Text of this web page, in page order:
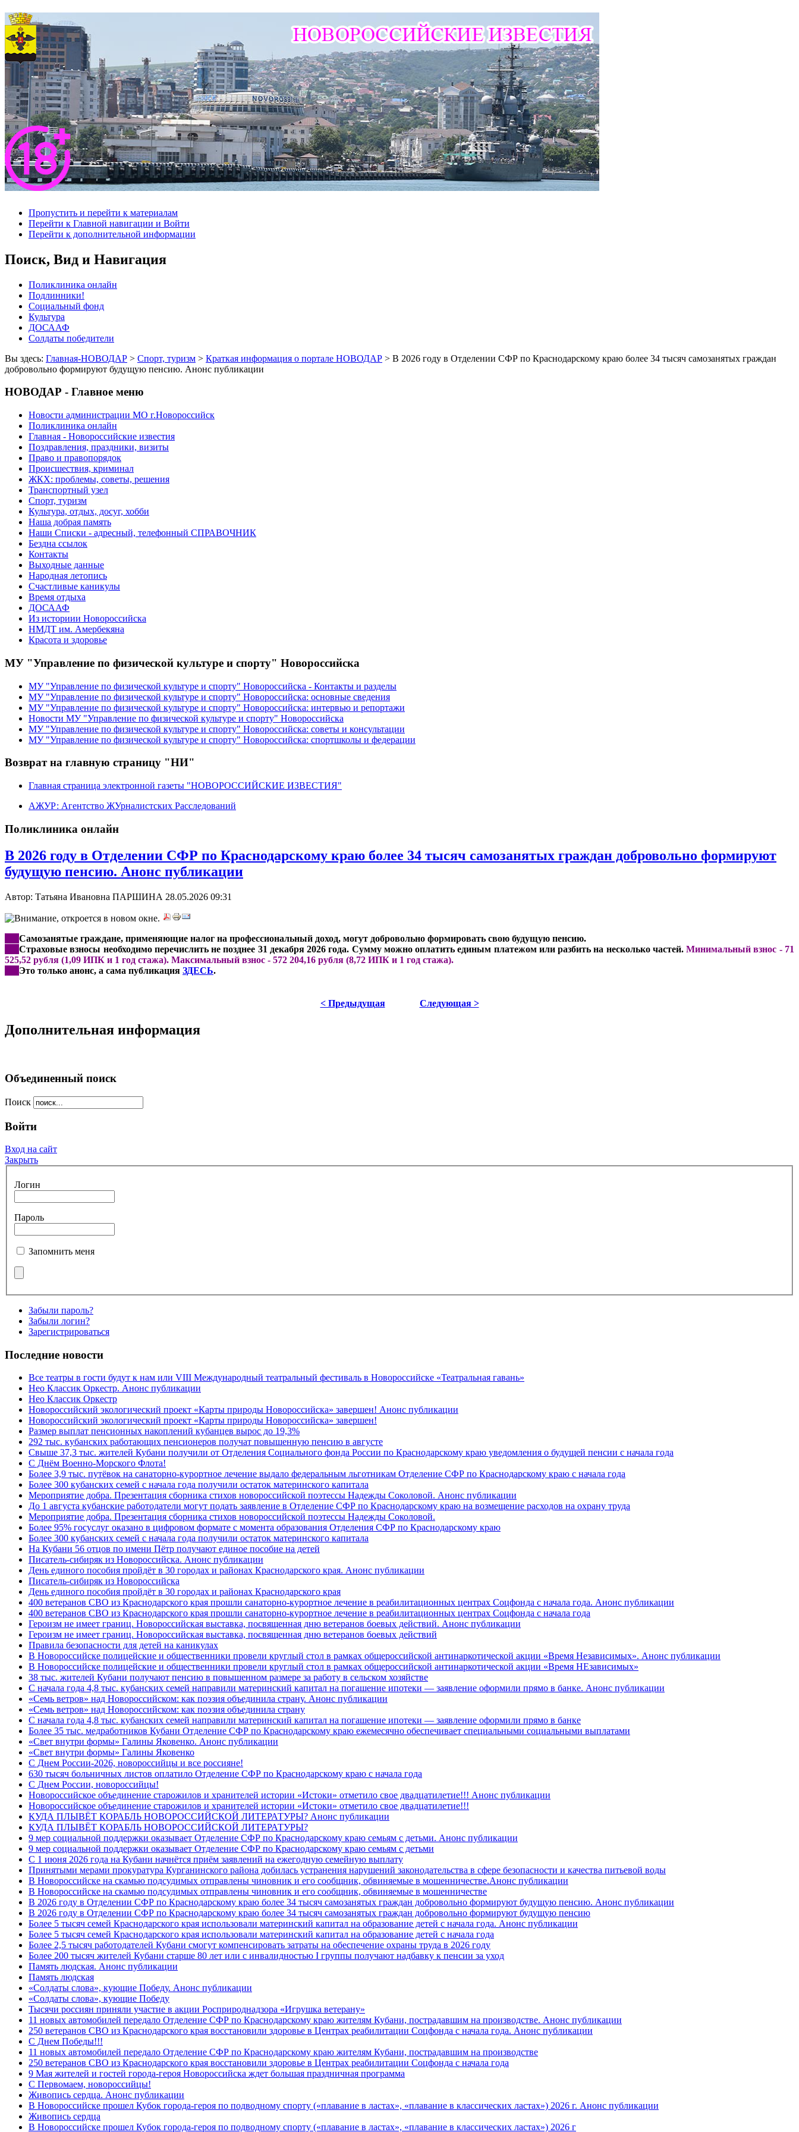
Пропустить и перейти к материалам
Перейти к Главной навигации и Войти
Перейти к дополнительной информации
Поиск, Вид и Навигация
Поликлиника онлайн
Подлинники!
Социальный фонд
Культура
ДОСААФ
Солдаты победители
Вы здесь: Главная-НОВОДАР > Спорт, туризм > Краткая информация о портале НОВОДАР > В 2026 году в Отделении СФР по Краснодарскому краю более 34 тысяч самозанятых граждан
добровольно формируют будущую пенсию. Анонс публикации
НОВОДАР - Главное меню
Новости администрации МО г.Новороссийск
Поликлиника онлайн
Главная - Новороссийские известия
Поздравления, праздники, визиты
Право и правопорядок
Происшествия, криминал
ЖКХ: проблемы, советы, решения
Транспортный узел
Спорт, туризм
Культура, отдых, досуг, хобби
Наша добрая память
Наши Списки - адресный, телефонный СПРАВОЧНИК
Бездна ссылок
Контакты
Выходные данные
Народная летопись
Счастливые каникулы
Время отдыха
ДОСААФ
Из историии Новороссийска
НМДТ им. Амербекяна
Красота и здоровье
МУ "Управление по физической культуре и спорту" Новороссийска
МУ "Управление по физической культуре и спорту" Новороссийска - Контакты и разделы
МУ "Управление по физической культуре и спорту" Новороссийска: основные сведения
МУ "Управление по физической культуре и спорту" Новороссийска: интервью и репортажи
Новости МУ "Управление по физической культуре и спорту" Новороссийска
МУ "Управление по физической культуре и спорту" Новороссийска: советы и консультации
МУ "Управление по физической культуре и спорту" Новороссийска: спортшколы и федерации
Возврат на главную страницу "НИ"
Главная страница электронной газеты "НОВОРОССИЙСКИЕ ИЗВЕСТИЯ"
АЖУР: Агентство ЖУрналистских Расследований
Поликлиника онлайн
В 2026 году в Отделении СФР по Краснодарскому краю более 34 тысяч самозанятых граждан добровольно формируют
будущую пенсию. Анонс публикации
Автор: Татьяна Ивановна ПАРШИНА 28.05.2026 09:31
Самозанятые граждане, применяющие налог на профессиональный доход, могут добровольно формировать свою будущую пенсию.
Страховые взносы необходимо перечислить не позднее 31 декабря 2026 года. Сумму можно оплатить единым платежом или разбить на несколько частей.Минимальный взнос - 71
525,52 рубля (1,09 ИПК и 1 год стажа). Максимальный взнос - 572 204,16 рубля (8,72 ИПК и 1 год стажа).
Это только анонс, а сама публикация ЗДЕСЬ.
< Предыдущая Следующая >
Дополнительная информация
Объединенный поиск
Поиск
Войти
Вход на сайт
Закрыть
Логин
Пароль
Запомнить меня
Забыли пароль?
Забыли логин?
Зарегистрироваться
Последние новости
Все театры в гости будут к нам или VIII Международный театральный фестиваль в Новороссийске «Театральная гавань»
Нео Классик Оркестр. Анонс публикации
Нео Классик Оркестр
Новороссийский экологический проект «Карты природы Новороссийска» завершен! Анонс публикации
Новороссийский экологический проект «Карты природы Новороссийска» завершен!
Размер выплат пенсионных накоплений кубанцев вырос до 19,3%
292 тыс. кубанских работающих пенсионеров получат повышенную пенсию в августе
Свыше 37,3 тыс. жителей Кубани получили от Отделения Социального фонда России по Краснодарскому краю уведомления о будущей пенсии с начала года
C Днём Военно-Морского Флота!
Более 3,9 тыс. путёвок на санаторно-курортное лечение выдало федеральным льготникам Отделение СФР по Краснодарскому краю с начала года
Более 300 кубанских семей с начала года получили остаток материнского капитала
Мероприятие добра. Презентация сборника стихов новороссийской поэтессы Надежды Соколовой. Анонс публикации
До 1 августа кубанские работодатели могут подать заявление в Отделение СФР по Краснодарскому краю на возмещение расходов на охрану труда
Мероприятие добра. Презентация сборника стихов новороссийской поэтессы Надежды Соколовой.
Более 95% госуслуг оказано в цифровом формате с момента образования Отделения СФР по Краснодарскому краю
Более 300 кубанских семей с начала года получили остаток материнского капитала
На Кубани 56 отцов по имени Пётр получают единое пособие на детей
Писатель-сибиряк из Новороссийска. Анонс публикации
День единого пособия пройдёт в 30 городах и районах Краснодарского края. Анонс публикации
Писатель-сибиряк из Новороссийска
День единого пособия пройдёт в 30 городах и районах Краснодарского края
400 ветеранов СВО из Краснодарского края прошли санаторно-курортное лечение в реабилитационных центрах Соцфонда с начала года. Анонс публикации
400 ветеранов СВО из Краснодарского края прошли санаторно-курортное лечение в реабилитационных центрах Соцфонда с начала года
Героизм не имеет границ. Новороссийская выставка, посвященная дню ветеранов боевых действий. Анонс публикации
Героизм не имеет границ. Новороссийская выставка, посвященная дню ветеранов боевых действий
Правила безопасности для детей на каникулах
В Новороссийске полицейские и общественники провели круглый стол в рамках общероссийской антинаркотической акции «Время Независимых». Анонс публикации
В Новороссийске полицейские и общественники провели круглый стол в рамках общероссийской антинаркотической акции «Время НЕзависимых»
38 тыс. жителей Кубани получают пенсию в повышенном размере за работу в сельском хозяйстве
С начала года 4,8 тыс. кубанских семей направили материнский капитал на погашение ипотеки — заявление оформили прямо в банке. Анонс публикации
«Семь ветров» над Новороссийском: как поэзия объединила страну. Анонс публикации
«Семь ветров» над Новороссийском: как поэзия объединила страну
С начала года 4,8 тыс. кубанских семей направили материнский капитал на погашение ипотеки — заявление оформили прямо в банке
Более 35 тыс. медработников Кубани Отделение СФР по Краснодарскому краю ежемесячно обеспечивает специальными социальными выплатами
«Свет внутри формы» Галины Яковенко. Анонс публикации
«Свет внутри формы» Галины Яковенко
C Днем России-2026, новороссийцы и все россияне!
630 тысяч больничных листов оплатило Отделение СФР по Краснодарскому краю с начала года
C Днем России, новороссийцы!
Новороссийское объединение старожилов и хранителей истории «Истоки» отметило свое двадцатилетие!!! Анонс публикации
Новороссийское объединение старожилов и хранителей истории «Истоки» отметило свое двадцатилетие!!!
КУДА ПЛЫВЁТ КОРАБЛЬ НОВОРОССИЙСКОЙ ЛИТЕРАТУРЫ? Анонс публикации
КУДА ПЛЫВЁТ КОРАБЛЬ НОВОРОССИЙСКОЙ ЛИТЕРАТУРЫ?
9 мер социальной поддержки оказывает Отделение СФР по Краснодарскому краю семьям с детьми. Анонс публикации
9 мер социальной поддержки оказывает Отделение СФР по Краснодарскому краю семьям с детьми
С 1 июня 2026 года на Кубани начнётся приём заявлений на ежегодную семейную выплату
Принятыми мерами прокуратура Курганинского района добилась устранения нарушений законодательства в сфере безопасности и качества питьевой воды
В Новороссийске на скамью подсудимых отправлены чиновник и его сообщник, обвиняемые в мошенничестве.Анонс публикации
В Новороссийске на скамью подсудимых отправлены чиновник и его сообщник, обвиняемые в мошенничестве
В 2026 году в Отделении СФР по Краснодарскому краю более 34 тысяч самозанятых граждан добровольно формируют будущую пенсию. Анонс публикации
В 2026 году в Отделении СФР по Краснодарскому краю более 34 тысяч самозанятых граждан добровольно формируют будущую пенсию
Более 5 тысяч семей Краснодарского края использовали материнский капитал на образование детей с начала года. Анонс публикации
Более 5 тысяч семей Краснодарского края использовали материнский капитал на образование детей с начала года
Более 2,5 тысяч работодателей Кубани смогут компенсировать затраты на обеспечение охраны труда в 2026 году
Более 200 тысяч жителей Кубани старше 80 лет или с инвалидностью I группы получают надбавку к пенсии за уход
Память людская. Анонс публикации
Память людская
«Солдаты слова», кующие Победу. Анонс публикации
«Солдаты слова», кующие Победу
Тысячи россиян приняли участие в акции Росприроднадзора «Игрушка ветерану»
11 новых автомобилей передало Отделение СФР по Краснодарскому краю жителям Кубани, пострадавшим на производстве. Анонс публикации
250 ветеранов СВО из Краснодарского края восстановили здоровье в Центрах реабилитации Соцфонда с начала года. Анонс публикации
С Днем Победы!!!
11 новых автомобилей передало Отделение СФР по Краснодарскому краю жителям Кубани, пострадавшим на производстве
250 ветеранов СВО из Краснодарского края восстановили здоровье в Центрах реабилитации Соцфонда с начала года
9 Мая жителей и гостей города-героя Новороссийска ждет большая праздничная программа
C Первомаем, новороссийцы!
Живопись сердца. Анонс публикации
В Новороссийске прошел Кубок города-героя по подводному спорту («плавание в ластах», «плавание в классических ластах») 2026 г. Анонс публикации
Живопись сердца
В Новороссийске прошел Кубок города-героя по подводному спорту («плавание в ластах», «плавание в классических ластах») 2026 г